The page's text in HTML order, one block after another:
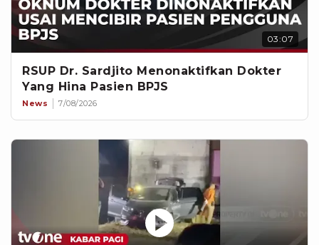
03:07
RSUP Dr. Sardjito Menonaktifkan Dokter
Yang Hina Pasien BPJS
News 7/08/2026